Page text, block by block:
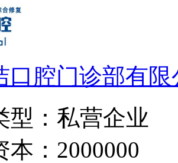
口腔门诊部有限
： 私营企业
： 2000000